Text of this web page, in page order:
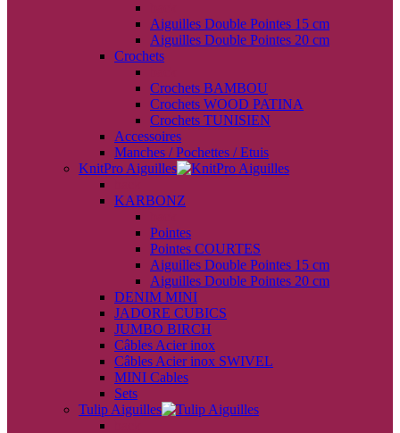
Aiguilles Double Pointes 15 cm
Aiguilles Double Pointes 20 cm
Crochets
Crochets BAMBOU
Crochets WOOD PATINA
Crochets TUNISIEN
Accessoires
Manches / Pochettes / Etuis
KnitPro Aiguilles
KARBONZ
Pointes
Pointes COURTES
Aiguilles Double Pointes 15 cm
Aiguilles Double Pointes 20 cm
DENIM MINI
JADORE CUBICS
JUMBO BIRCH
Câbles Acier inox
Câbles Acier inox SWIVEL
MINI Cables
Sets
Tulip Aiguilles